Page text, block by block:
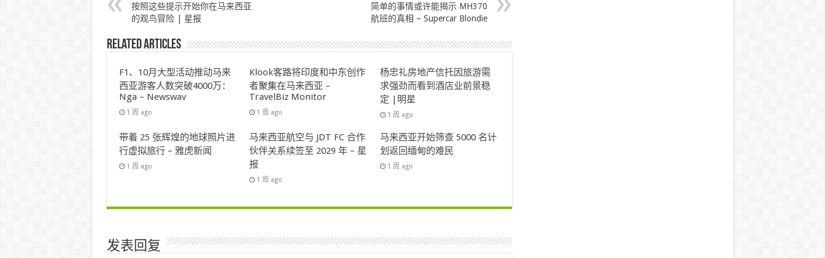
按照这些提示开始你在马来西亚
的观鸟冒险 | 星报
简单的事情或许能揭示 MH370
航班的真相 – Supercar Blondie
Related Articles
F1、10月大型活动推动马来
西亚游客人数突破4000万：
Nga – Newswav
1 周 ago
Klook客路将印度和中东创作
者聚集在马来西亚 –
TravelBiz Monitor
1 周 ago
杨忠礼房地产信托因旅游需
求强劲而看到酒店业前景稳
定 |明星
1 周 ago
带着 25 张辉煌的地球照片进
行虚拟旅行 – 雅虎新闻
1 周 ago
马来西亚航空与 JDT FC 合作
伙伴关系续签至 2029 年 – 星
报
1 周 ago
马来西亚开始筛查 5000 名计
划返回缅甸的难民
1 周 ago
发表回复